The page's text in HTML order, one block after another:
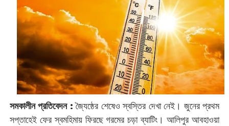
সমকালীন প্রতিবেদন :জ্যৈষ্ঠের শেষেও স্বস্তির দেখা নেই। জুনের প্রথম
সপ্তাহেই ফের স্বমহিমায় ফিরছে গরমের চড়া ব্যাটিং। আলিপুর আবহাওয়া